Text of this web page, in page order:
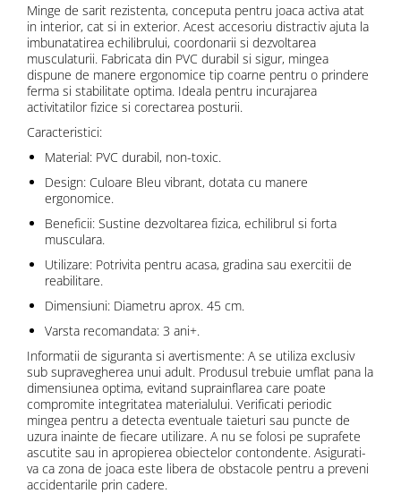
Minge de sarit rezistenta, conceputa pentru joaca activa atat
in interior, cat si in exterior. Acest accesoriu distractiv ajuta la
imbunatatirea echilibrului, coordonarii si dezvoltarea
musculaturii. Fabricata din PVC durabil si sigur, mingea
dispune de manere ergonomice tip coarne pentru o prindere
ferma si stabilitate optima. Ideala pentru incurajarea
activitatilor fizice si corectarea posturii.
Caracteristici:
Material: PVC durabil, non-toxic.
Design: Culoare Bleu vibrant, dotata cu manere
ergonomice.
Beneficii: Sustine dezvoltarea fizica, echilibrul si forta
musculara.
Utilizare: Potrivita pentru acasa, gradina sau exercitii de
reabilitare.
Dimensiuni: Diametru aprox. 45 cm.
Varsta recomandata: 3 ani+.
Informatii de siguranta si avertismente: A se utiliza exclusiv
sub supravegherea unui adult. Produsul trebuie umflat pana la
dimensiunea optima, evitand suprainflarea care poate
compromite integritatea materialului. Verificati periodic
mingea pentru a detecta eventuale taieturi sau puncte de
uzura inainte de fiecare utilizare. A nu se folosi pe suprafete
ascutite sau in apropierea obiectelor contondente. Asigurati-
va ca zona de joaca este libera de obstacole pentru a preveni
accidentarile prin cadere.